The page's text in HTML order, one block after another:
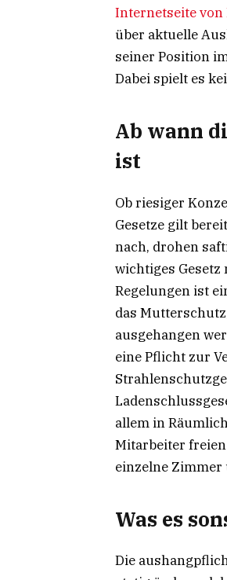
Internetseite von
über aktuelle
seiner Position
Dabei spielt es
Ab wann
ist
Ob riesiger
Gesetze gilt
nach, drohen
wichtiges
Regelungen ist
das
ausgehangen
eine Pflicht zur
allem in
Mitarbeiter freien
einzelne Zimmer
Was es
Die